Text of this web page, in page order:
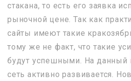
стакана, то есть его заявка
рыночной цене. Так как
сайты имеют такие
тому же не факт, что такие
будут успешными. На данный
сеть активно развивается.